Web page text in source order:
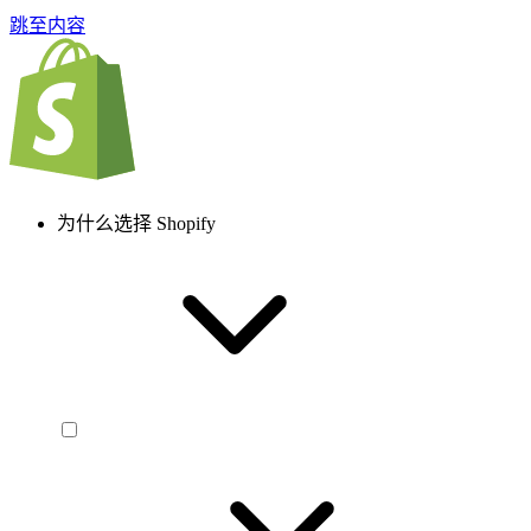
跳至内容
为什么选择 Shopify